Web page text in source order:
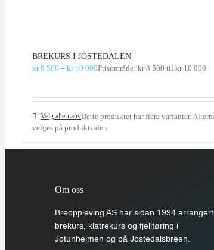
BREKURS I JOSTEDALEN
kr8 500 – kr10 000Prisområde: kr 8 500 til kr 10 000
Velg alternativDette produktet har flere varianter.
velges på produktsiden
Om oss
Breoppleving AS har sidan 1994 arrangert
brekurs, klatrekurs og fjellføring i
Jotunheimen og på Jostedalsbreen.